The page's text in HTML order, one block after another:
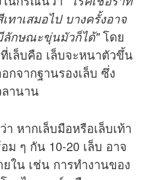
ทาเสมอไป บางครั้งอาจ
ลักษณะขุ่นมัวก็ได้"โดย
เล็บคือ เล็บจะหนาตัวขึ้น
กจากฐานรองเล็บ ซึ่ง
ลานาน
หากเล็บมือหรือเล็บเท้า
ๆ กัน 10-20 เล็บ อาจ
ใน เช่น การทำงานของ